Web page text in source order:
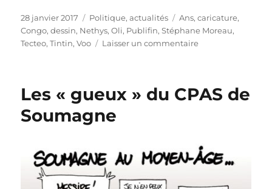
Publié
le
28 janvier 2017 Catégories
Politique, actualités Étiquettes
Ans,caricature,
Congo,dessin, Nethys,Oli, Publifin,Stéphane Moreau,
Tecteo,Tintin,Voo Laisser un commentairesur
Congo
Les « gueux » du CPAS de
Soumagne